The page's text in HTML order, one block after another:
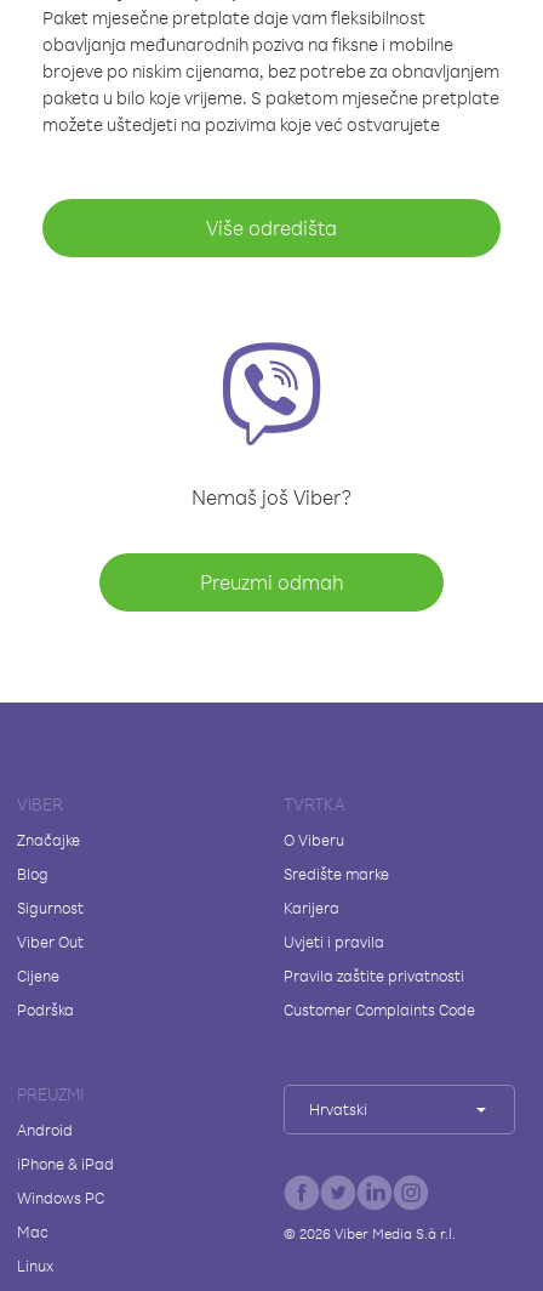
Paket mjesečne pretplate daje vam fleksibilnost
obavljanja međunarodnih poziva na fiksne i mobilne
brojeve po niskim cijenama, bez potrebe za obnavljanjem
paketa u bilo koje vrijeme. S paketom mjesečne pretplate
možete uštedjeti na pozivima koje već ostvarujete
Više odredišta
Nemaš još Viber?
Preuzmi odmah
VIBER
Značajke
Blog
Sigurnost
Viber Out
Cijene
Podrška
TVRTKA
O Viberu
Središte marke
Karijera
Uvjeti i pravila
Pravila zaštite privatnosti
Customer Complaints Code
PREUZMI
Android
iPhone & iPad
Windows PC
Mac
Linux
Hrvatski
© 2026Viber Media S.à r.l.